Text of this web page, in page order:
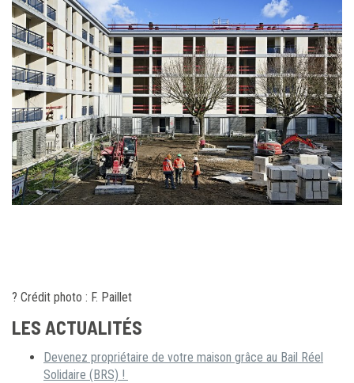
? Crédit photo : F. Paillet
LES ACTUALITÉS
Devenez propriétaire de votre maison grâce au Bail Réel
Solidaire (BRS) !